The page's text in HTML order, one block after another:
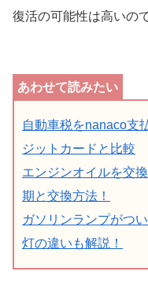
復活の可能性は高いの
自動車税をnanaco支
ジットカードと比較
エンジンオイルを交
期と交換方法！
ガソリンランプがつ
灯の違いも解説！